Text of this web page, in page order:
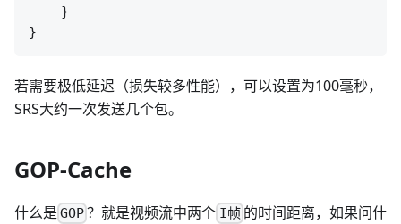
    }
若需要极低延迟（损失较多性能），可以设置为100毫秒，
SRS大约一次发送几个包。
GOP-Cache
什么是 GOP？就是视频流中两个 I帧的时间距离，如果问什